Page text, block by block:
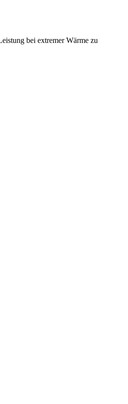
bei extremer Wärme zu